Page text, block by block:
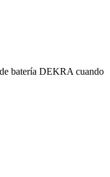
batería DEKRA cuando